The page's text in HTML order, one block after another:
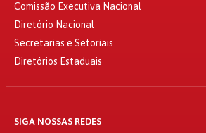
Comissão Executiva Nacional
Diretório Nacional
Secretarias e Setoriais
Diretórios Estaduais
SIGA NOSSAS REDES